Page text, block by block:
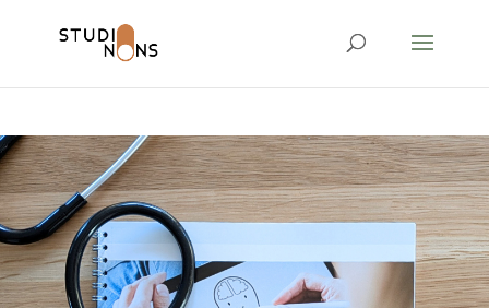
verification=hB1_4FhGbh1OL2VluUHiRFl8B8SAoNM9shx099Yv0l0